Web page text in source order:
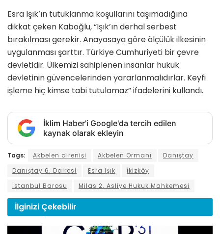
Esra Işık’ın tutuklanma koşullarını taşımadığına
dikkat çeken Kaboğlu, “Işık’ın derhal serbest
bırakılması gerekir. Anayasaya göre ölçülük ilkesinin
uygulanması şarttır. Türkiye Cumhuriyeti bir çevre
devletidir. Ülkemizi sahiplenen insanlar hukuk
devletinin güvencelerinden yararlanmalıdırlar. Keyfi
işleme hiç kimse tabi tutulamaz” ifadelerini kullandı.
İklim Haber'i Google'da tercih edilen
kaynak olarak ekleyin
Tags: Akbelen direnişi Akbelen Ormanı
Danıştay
Danıştay 6. Dairesi
Esra Işık
İkizköy
İstanbul Barosu
Milas 2. Asliye Hukuk Mahkemesi
İlginizi Çekebilir